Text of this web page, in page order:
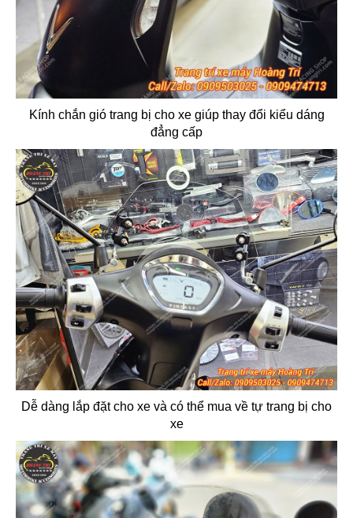
Kính chắn gió trang bị cho xe giúp thay đổi kiểu dáng
đẳng cấp
Dễ dàng lắp đặt cho xe và có thể mua về tự trang bị cho
xe